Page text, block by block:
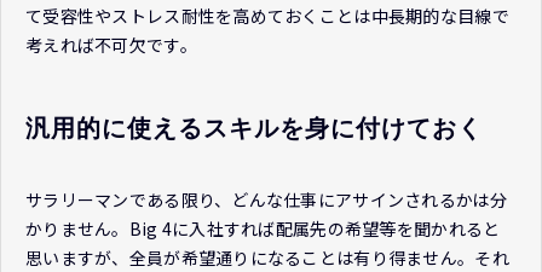
て受容性やストレス耐性を高めておくことは中長期的な目線で
考えれば不可欠です。
汎用的に使えるスキルを身に付けておく
サラリーマンである限り、どんな仕事にアサインされるかは分
かりません。Big 4に入社すれば配属先の希望等を聞かれると
思いますが、全員が希望通りになることは有り得ません。それ